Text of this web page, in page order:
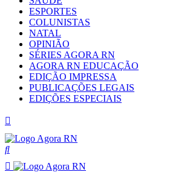
ESPORTES
COLUNISTAS
NATAL
OPINIÃO
SÉRIES AGORA RN
AGORA RN EDUCAÇÃO
EDIÇÃO IMPRESSA
PUBLICAÇÕES LEGAIS
EDIÇÕES ESPECIAIS